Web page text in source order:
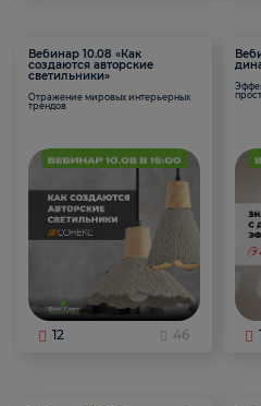
Вебинар 10.08 «Как
создаются авторские
светильники»
Отражение мировых интерьерных
трендов
12 46